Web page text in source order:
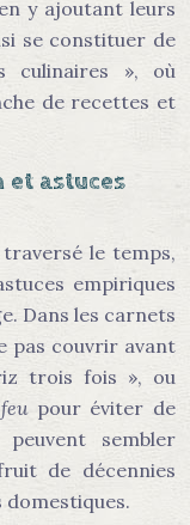
y ajoutant leurs
se constituer de
culinaires », où
de recettes et
et astuces
le temps,
empiriques
Dans les carnets
pas couvrir avant
trois fois », ou
pour éviter de
sembler
de décennies
domestiques.